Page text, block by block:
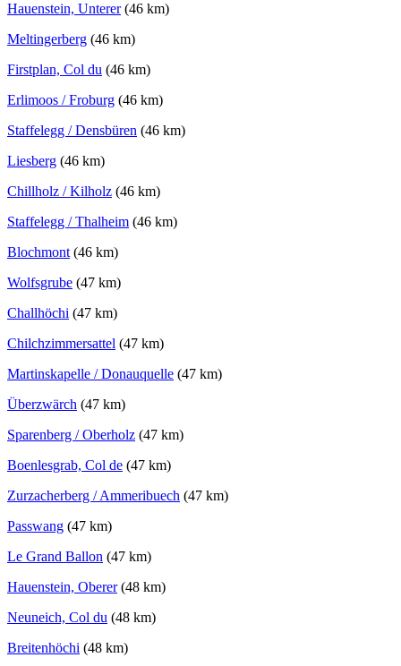
Hauenstein, Unterer(46 km)
Meltingerberg (46 km)
Firstplan, Col du (46 km)
Erlimoos / Froburg (46 km)
Staffelegg / Densbüren (46 km)
Liesberg (46 km)
Chillholz / Kilholz (46 km)
Staffelegg / Thalheim (46 km)
Blochmont(46 km)
Wolfsgrube (47 km)
Challhöchi (47 km)
Chilchzimmersattel (47 km)
Martinskapelle / Donauquelle (47 km)
Überzwärch (47 km)
Sparenberg / Oberholz (47 km)
Boenlesgrab, Col de (47 km)
Zurzacherberg / Ammeribuech (47 km)
Passwang (47 km)
Le Grand Ballon (47 km)
Hauenstein, Oberer(48 km)
Neuneich, Col du (48 km)
Breitenhöchi (48 km)